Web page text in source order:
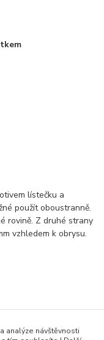
lístečku a
použít oboustranně.
rovině. Z druhé strany
vzhledem k obrysu.
analýze návštěvnosti